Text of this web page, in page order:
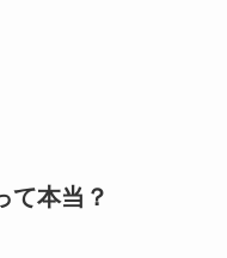
て本当？